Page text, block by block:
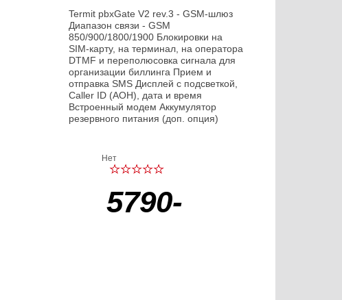
Termit pbxGate V2 rev.3 - GSM-шлюз
Диапазон связи - GSM
850/900/1800/1900 Блокировки на
SIM-карту, на терминал, на оператора
DTMF и переполюсовка сигнала для
организации биллинга Прием и
отправка SMS Дисплей с подсветкой,
Caller ID (АОН), дата и время
Встроенный модем Аккумулятор
резервного питания (доп. опция)
Нет
5790-